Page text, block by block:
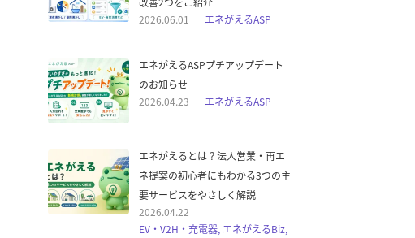
2026.06.01
エネがえるASP
エネがえるASPプチアップデート
のお知らせ
2026.04.23
エネがえるASP
エネがえるとは？法人営業・再エ
ネ提案の初心者にもわかる3つの主
要サービスをやさしく解説
2026.04.22
EV・V2H・充電器, エネがえるBiz,